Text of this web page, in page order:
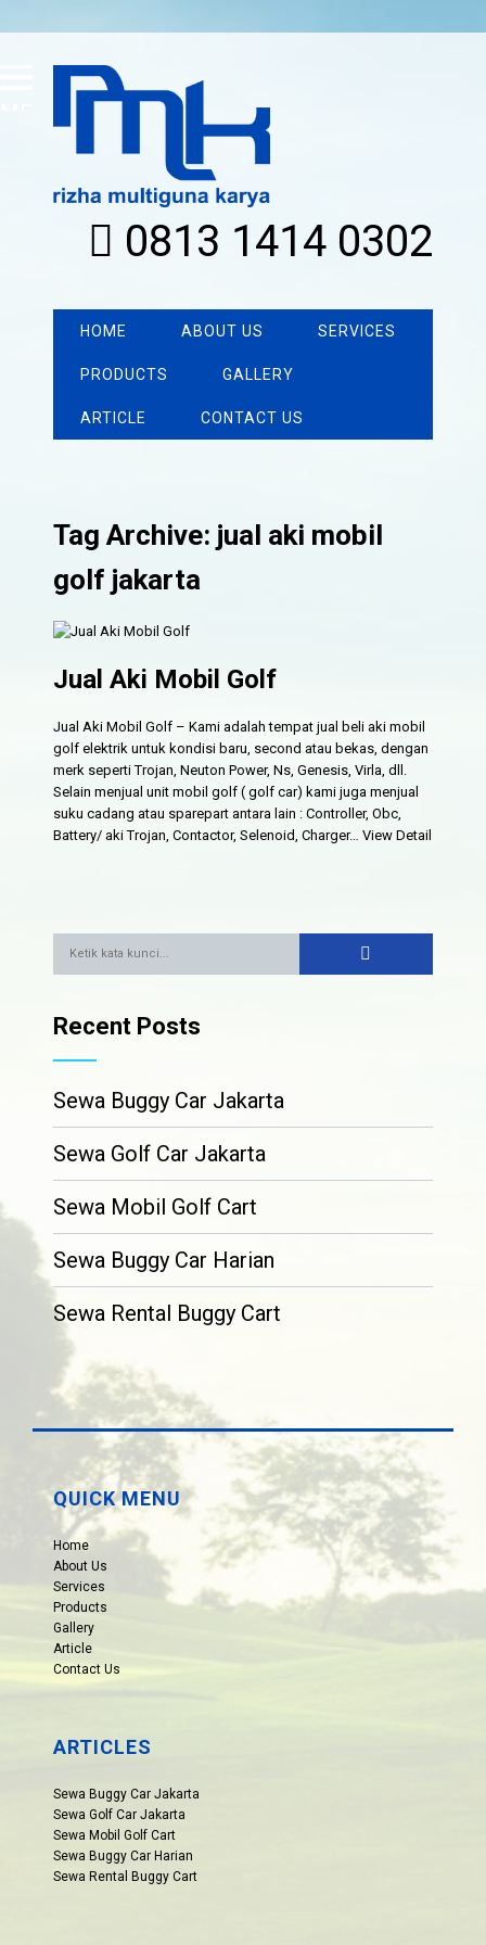
0813 1414 0302
HOME ABOUT US SERVICES
PRODUCTS GALLERY
ARTICLE CONTACT US
Tag Archive: jual aki mobil
golf jakarta
Jual Aki Mobil Golf
Jual Aki Mobil Golf – Kami adalah tempat jual beli aki mobil
golf elektrik untuk kondisi baru, second atau bekas, dengan
merk seperti Trojan, Neuton Power, Ns, Genesis, Virla, dll.
Selain menjual unit mobil golf ( golf car) kami juga menjual
suku cadang atau sparepart antara lain : Controller, Obc,
Battery/ aki Trojan, Contactor, Selenoid, Charger…View Detail
Recent Posts
Sewa Buggy Car Jakarta
Sewa Golf Car Jakarta
Sewa Mobil Golf Cart
Sewa Buggy Car Harian
Sewa Rental Buggy Cart
QUICK MENU
Home
About Us
Services
Products
Gallery
Article
Contact Us
ARTICLES
Sewa Buggy Car Jakarta
Sewa Golf Car Jakarta
Sewa Mobil Golf Cart
Sewa Buggy Car Harian
Sewa Rental Buggy Cart